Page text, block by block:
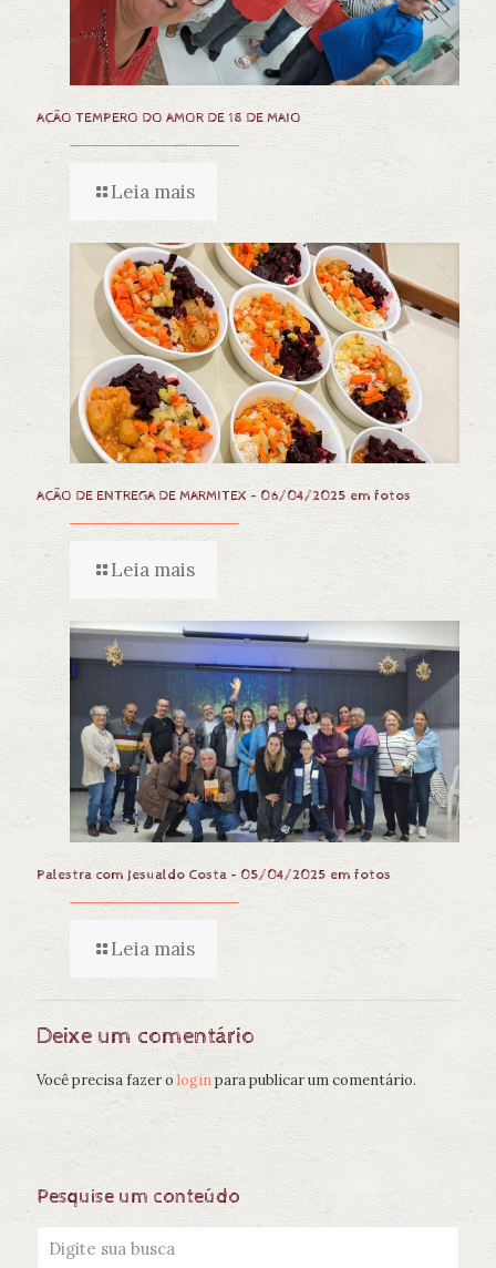
AÇÃO TEMPERO DO AMOR DE 18 DE MAIO
Leia mais
AÇÃO DE ENTREGA DE MARMITEX – 06/04/2025 em fotos
Leia mais
Palestra com Jesualdo Costa – 05/04/2025 em fotos
Leia mais
Deixe um comentário
Você precisa fazer o loginpara publicar um comentário.
Pesquise um conteúdo